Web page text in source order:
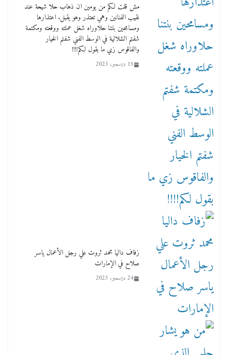
مش قلت لكم من يومين ان ذهاب حلا شيحة عند
نقيب الفنانين وهي تعتذر وهو يقبل. اعتذارها
ومسامحين بنتنا حلاوراه شغل عملته ووقعته ومكتمة
شفتم الشلالية في الوسط الفني شفتم الخيار
والفاقوس زي ما بقول لكم!!!!
15 ديسمبر، 2023
زفاف داليا محمد ثروت علي رجل الأعمال ياسر
صلاح في الإمارات
24 ديسمبر، 2023